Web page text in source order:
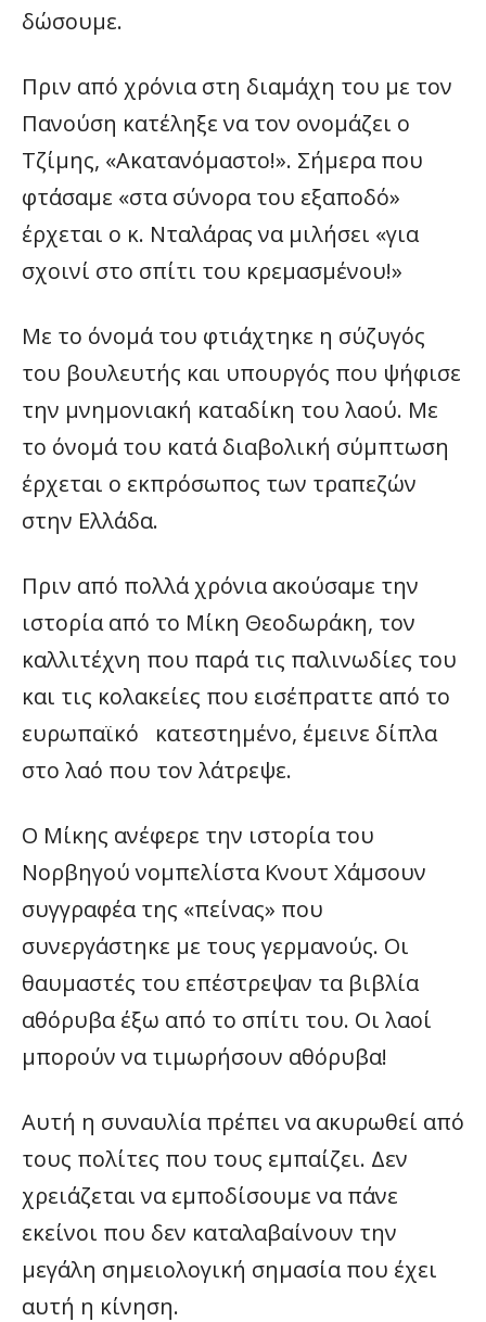
δώσουμε.
Πριν από χρόνια στη διαμάχη του με τον
Πανούση κατέληξε να τον ονομάζει ο
Τζίμης, «Ακατανόμαστο!». Σήμερα που
φτάσαμε «στα σύνορα του εξαποδό»
έρχεται ο κ. Νταλάρας να μιλήσει «για
σχοινί στο σπίτι του κρεμασμένου!»
Με το όνομά του φτιάχτηκε η σύζυγός
του βουλευτής και υπουργός που ψήφισε
την μνημονιακή καταδίκη του λαού. Με
το όνομά του κατά διαβολική σύμπτωση
έρχεται ο εκπρόσωπος των τραπεζών
στην Ελλάδα.
Πριν από πολλά χρόνια ακούσαμε την
ιστορία από το Μίκη Θεοδωράκη, τον
καλλιτέχνη που παρά τις παλινωδίες του
και τις κολακείες που εισέπραττε από το
ευρωπαϊκό κατεστημένο, έμεινε δίπλα
στο λαό που τον λάτρεψε.
Ο Μίκης ανέφερε την ιστορία του
Νορβηγού νομπελίστα Κνουτ Χάμσουν
συγγραφέα της «πείνας» που
συνεργάστηκε με τους γερμανούς. Οι
θαυμαστές του επέστρεψαν τα βιβλία
αθόρυβα έξω από το σπίτι του. Οι λαοί
μπορούν να τιμωρήσουν αθόρυβα!
Αυτή η συναυλία πρέπει να ακυρωθεί από
τους πολίτες που τους εμπαίζει. Δεν
χρειάζεται να εμποδίσουμε να πάνε
εκείνοι που δεν καταλαβαίνουν την
μεγάλη σημειολογική σημασία που έχει
αυτή η κίνηση.